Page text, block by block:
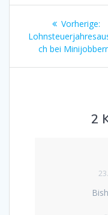
Vorherige:
ch bei
2